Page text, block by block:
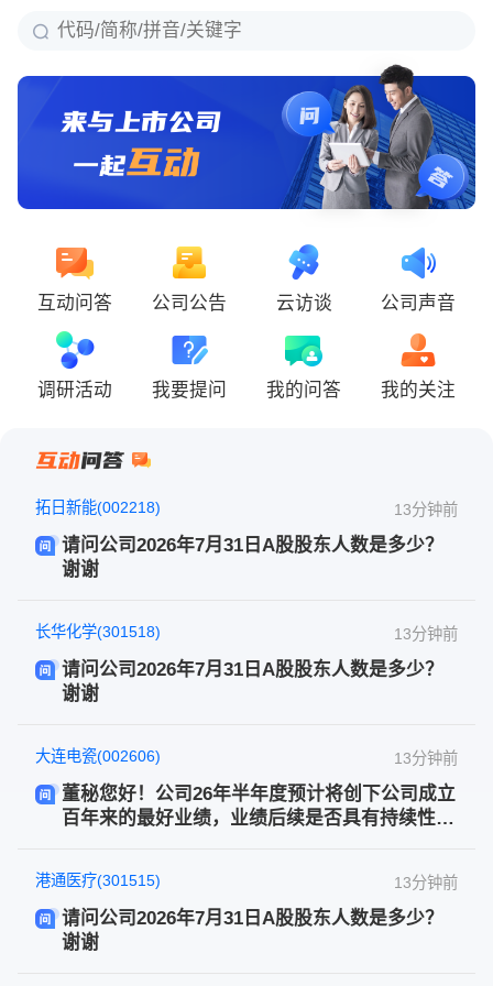
互动问答 公司公告 云访谈 公司声音
调研活动 我要提问 我的问答 我的关注
拓日新能(002218) 13分钟前
请问公司2026年7月31日A股股东人数是多少？
谢谢
长华化学(301518) 13分钟前
请问公司2026年7月31日A股股东人数是多少？
谢谢
大连电瓷(002606) 13分钟前
董秘您好！公司26年半年度预计将创下公司成立
百年来的最好业绩，业绩后续是否具有持续性？
港通医疗(301515) 13分钟前
请问公司2026年7月31日A股股东人数是多少？
谢谢